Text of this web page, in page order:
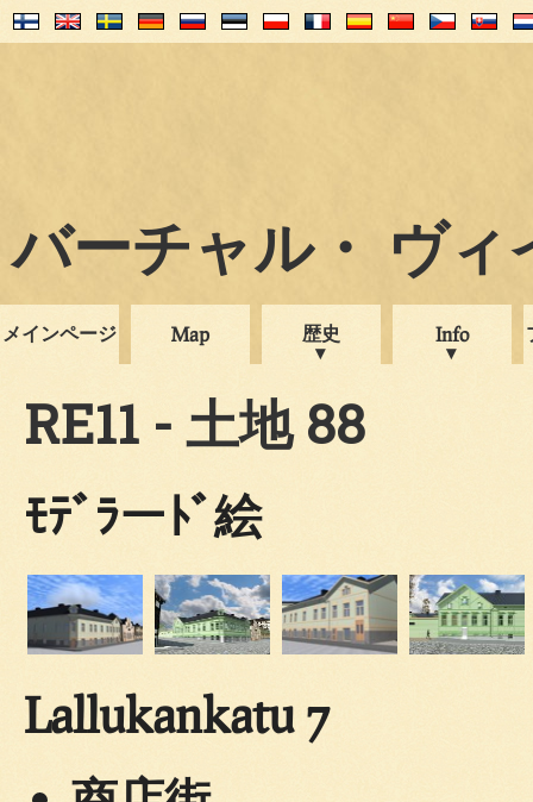
バーチャル・ ヴィ
メインページ Map 歴史 Info
RE11 - 土地 88
ﾓﾃﾞﾗーﾄﾞ絵
Lallukankatu 7